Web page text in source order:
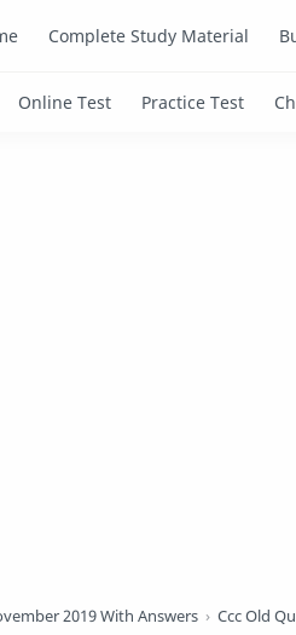
Complete Study Material
2019 With Answers Ccc Old